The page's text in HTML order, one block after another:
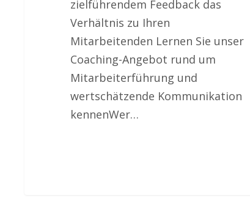
zielführendem Feedback das
Verhältnis zu Ihren
Mitarbeitenden Lernen Sie unser
Coaching-Angebot rund um
Mitarbeiterführung und
wertschätzende Kommunikation
kennenWer…